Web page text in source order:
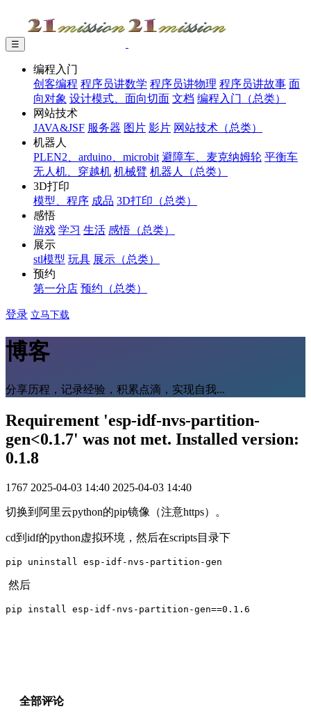
☰
编程入门
创客编程 程序员讲数学 程序员讲物理 程序员讲故事 面
向对象 设计模式、面向切面 文档 编程入门（总类）
网站技术
JAVA&JSF 服务器 图片 影片 网站技术（总类）
机器人
PLEN2、arduino、microbit 避障车、麦克纳姆轮 平衡车
无人机、穿越机 机械臂 机器人（总类）
3D打印
模型、程序 成品 3D打印（总类）
感悟
游戏 学习 生活 感悟（总类）
展示
stl模型 玩具 展示（总类）
预约
第一分店 预约（总类）
登录 立马下载
博客
分享历程，记录经验，积累点滴，实现自我...
Requirement 'esp-idf-nvs-partition-
gen<0.1.7' was not met. Installed version:
0.1.8
1767 2025-04-03 14:40 2025-04-03 14:40
切换到阿里云python的pip镜像（注意https）。
cd到idf的python虚拟环境，然后在scripts目录下
pip uninstall esp-idf-nvs-partition-gen
然后
pip install esp-idf-nvs-partition-gen==0.1.6
全部评论